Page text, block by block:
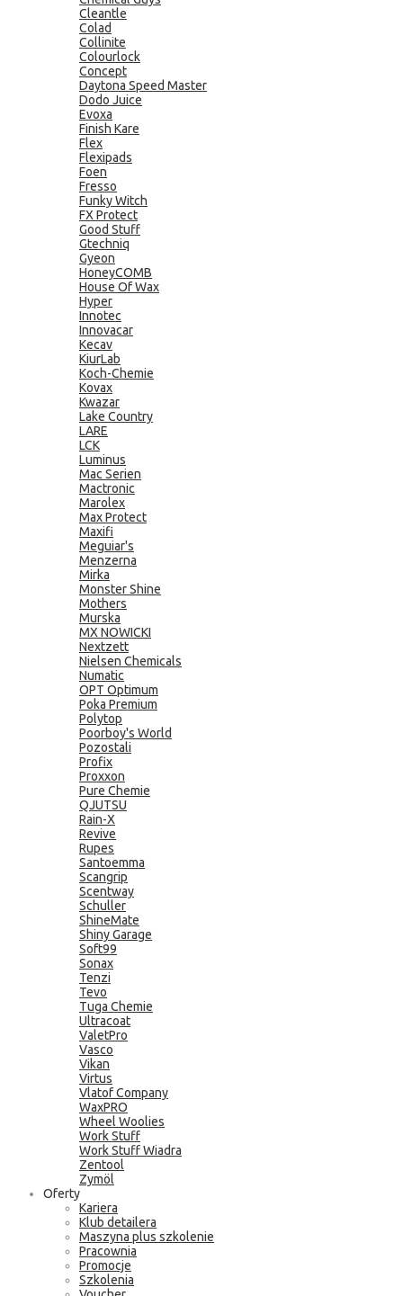
Cleantle
Colad
Collinite
Colourlock
Concept
Daytona Speed Master
Dodo Juice
Evoxa
Finish Kare
Flex
Flexipads
Foen
Fresso
Funky Witch
FX Protect
Good Stuff
Gtechniq
Gyeon
HoneyCOMB
House Of Wax
Hyper
Innotec
Innovacar
Kecav
KiurLab
Koch-Chemie
Kovax
Kwazar
Lake Country
LARE
LCK
Luminus
Mac Serien
Mactronic
Marolex
Max Protect
Maxifi
Meguiar's
Menzerna
Mirka
Monster Shine
Mothers
Murska
MX NOWICKI
Nextzett
Nielsen Chemicals
Numatic
OPT Optimum
Poka Premium
Polytop
Poorboy's World
Pozostali
Profix
Proxxon
Pure Chemie
QJUTSU
Rain-X
Revive
Rupes
Santoemma
Scangrip
Scentway
Schuller
ShineMate
Shiny Garage
Soft99
Sonax
Tenzi
Tevo
Tuga Chemie
Ultracoat
ValetPro
Vasco
Vikan
Virtus
Vlatof Company
WaxPRO
Wheel Woolies
Work Stuff
Work Stuff Wiadra
Zentool
Zymöl
Oferty
Kariera
Klub detailera
Maszyna plus szkolenie
Pracownia
Promocje
Szkolenia